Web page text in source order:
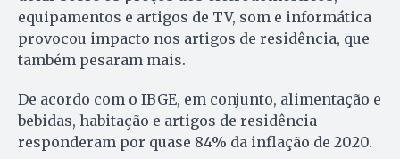
equipamentos e artigos de TV, som e informática
provocou impacto nos artigos de residência, que
também pesaram mais.
De acordo com o IBGE, em conjunto, alimentação e
bebidas, habitação e artigos de residência
responderam por quase 84% da inflação de 2020.